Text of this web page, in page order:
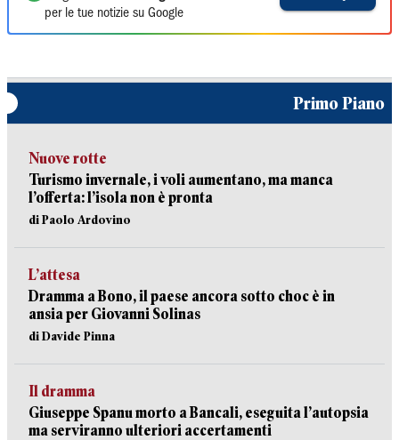
per le tue notizie su Google
Primo Piano
Nuove rotte
Turismo invernale, i voli aumentano, ma manca
l’offerta: l’isola non è pronta
di Paolo Ardovino
L’attesa
Dramma a Bono, il paese ancora sotto choc è in
ansia per Giovanni Solinas
di Davide Pinna
Il dramma
Giuseppe Spanu morto a Bancali, eseguita l’autopsia
ma serviranno ulteriori accertamenti